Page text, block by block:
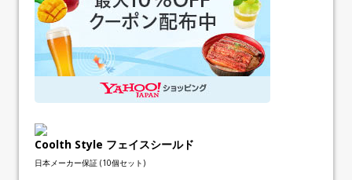
Coolth Style フェイスシールド
日本メーカー保証 (10個セット)